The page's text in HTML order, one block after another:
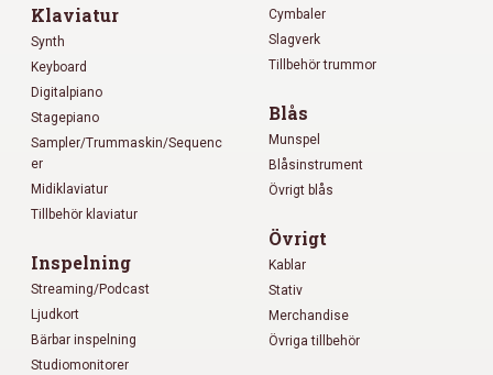
Klaviatur
Synth
Keyboard
Digitalpiano
Stagepiano
Sampler/Trummaskin/Sequenc
er
Midiklaviatur
Tillbehör klaviatur
Inspelning
Streaming/Podcast
Ljudkort
Bärbar inspelning
Studiomonitorer
Cymbaler
Slagverk
Tillbehör trummor
Blås
Munspel
Blåsinstrument
Övrigt blås
Övrigt
Kablar
Stativ
Merchandise
Övriga tillbehör